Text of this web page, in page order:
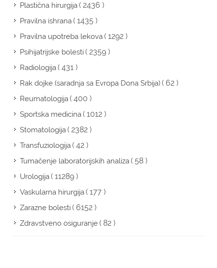
Plastična hirurgija( 2436 )
Pravilna ishrana( 1435 )
Pravilna upotreba lekova( 1292 )
Psihijatrijske bolesti( 2359 )
Radiologija( 431 )
Rak dojke (saradnja sa Evropa Dona Srbija)( 62 )
Reumatologija( 400 )
Sportska medicina( 1012 )
Stomatologija( 2382 )
Transfuziologija( 42 )
Tumačenje laboratorijskih analiza( 58 )
Urologija( 11289 )
Vaskularna hirurgija( 177 )
Zarazne bolesti( 6152 )
Zdravstveno osiguranje( 82 )